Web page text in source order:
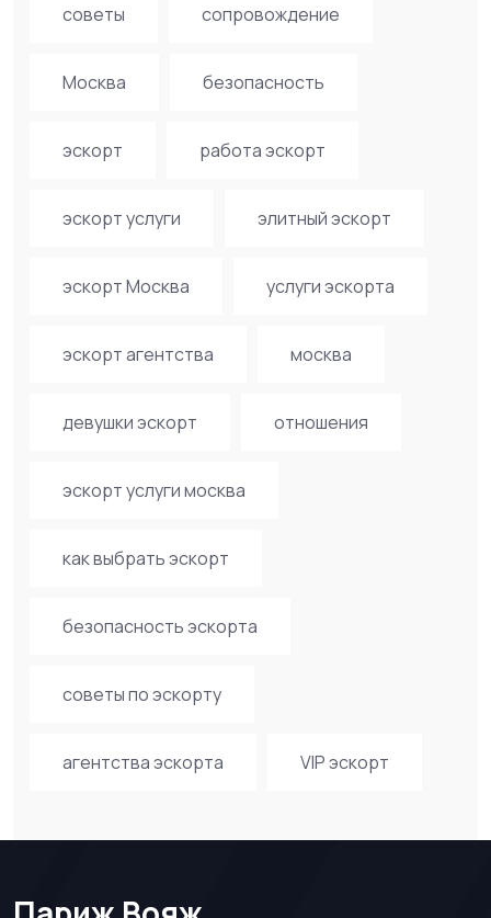
советы сопровождение
Москва безопасность
эскорт работа эскорт
эскорт услуги элитный эскорт
эскорт Москва услуги эскорта
эскорт агентства москва
девушки эскорт отношения
эскорт услуги москва
как выбрать эскорт
безопасность эскорта
советы по эскорту
агентства эскорта VIP эскорт